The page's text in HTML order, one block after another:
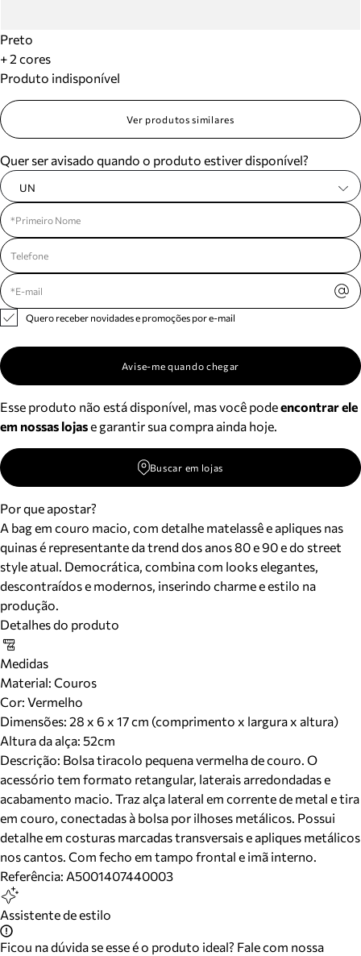
Preto
+ 2 cores
Produto indisponível
Ver produtos similares
Quer ser avisado quando o produto estiver disponível?
UN
Quero receber novidades e promoções por e-mail
Avise-me quando chegar
Esse produto não está disponível, mas você podeencontrar ele
em nossas lojase garantir sua compra ainda hoje.
Buscar em lojas
Por que apostar?
A bag em couro macio, com detalhe matelassê e apliques nas
quinas é representante da trend dos anos 80 e 90 e do street
style atual. Democrática, combina com looks elegantes,
descontraídos e modernos, inserindo charme e estilo na
produção.
Detalhes do produto
Medidas
Material: Couros
Cor: Vermelho
Dimensões: 28 x 6 x 17 cm (comprimento x largura x altura)
Altura da alça: 52cm
Descrição: Bolsa tiracolo pequena vermelha de couro. O
acessório tem formato retangular, laterais arredondadas e
acabamento macio. Traz alça lateral em corrente de metal e tira
em couro, conectadas à bolsa por ilhoses metálicos. Possui
detalhe em costuras marcadas transversais e apliques metálicos
nos cantos. Com fecho em tampo frontal e imã interno.
Referência: A5001407440003
Assistente de estilo
Ficou na dúvida se esse é o produto ideal? Fale com nossa